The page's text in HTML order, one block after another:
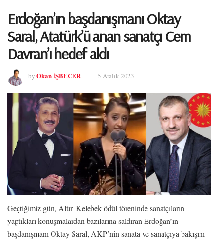
Erdoğan’ın başdanışmanı Oktay
Saral, Atatürk’ü anan sanatçı Cem
Davran’ı hedef aldı
by Okan İŞBECER 5 Aralık 2023
Geçtiğimiz gün, Altın Kelebek ödül töreninde sanatçıların
yaptıkları konuşmalardan bazılarına saldıran Erdoğan’ın
başdanışmanı Oktay Saral, AKP’nin sanata ve sanatçıya bakışını